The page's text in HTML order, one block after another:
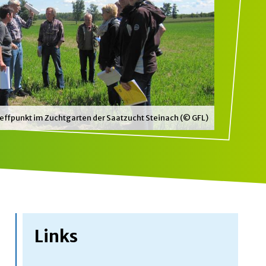
im Zuchtgarten der Saatzucht Steinach (© GFL)
Links